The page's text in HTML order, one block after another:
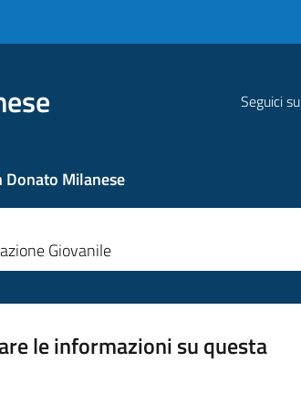
Seguici su
Donato Milanese
Giovanile
le informazioni su questa